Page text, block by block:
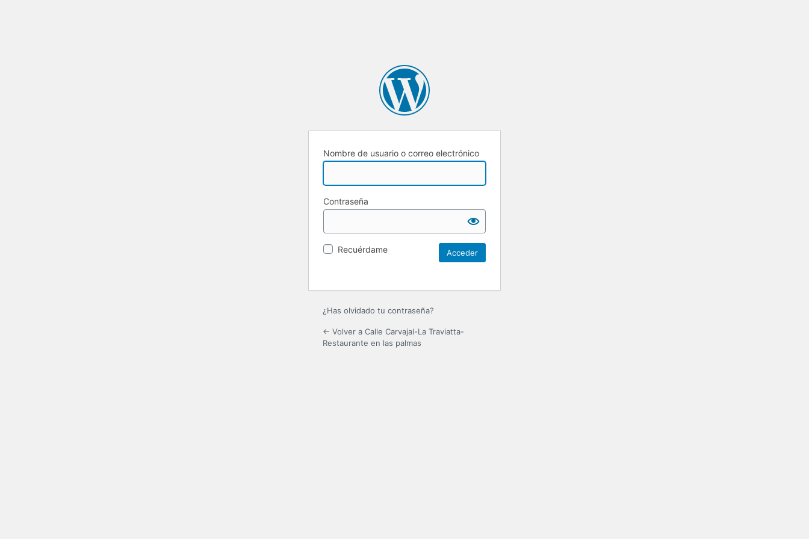
Nombre de usuario o correo electrónico
Contraseña
Recuérdame
¿Has olvidado tu contraseña?
← Volver a Calle Carvajal-La Traviatta-
Restaurante en las palmas